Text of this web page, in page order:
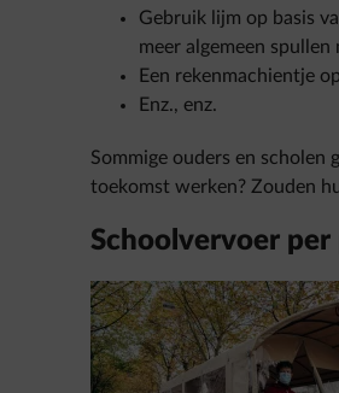
Gebruik lijm op basis
meer algemeen
Een rekenmachientje
Enz., enz.
Sommige ouders en scholen
toekomst werken? Zouden
Schoolvervoer per